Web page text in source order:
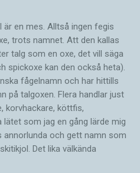
är en mes. Alltså ingen fegis
trots namnet. Att den kallas
talg som en oxe, det vill säga
spickoxe kan den också heta).
fågelnamn och har hittills
på talgoxen. Flera handlar just
korvhackare, köttfis,
som jag en gång lärde mig
och gett namn som
Det lika välkända